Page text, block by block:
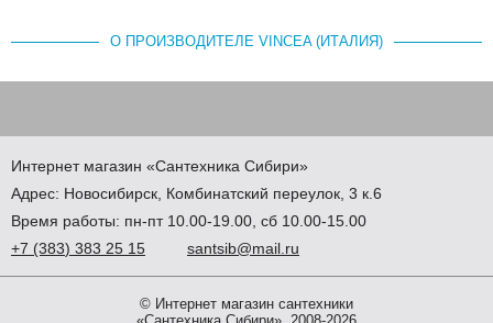
О ПРОИЗВОДИТЕЛЕ VINCEA (ИТАЛИЯ)
Интернет магазин «Сантехника Сибири»
Адрес: Новосибирск Комбинатский переулок, 3 к.6
Время работы: пн-пт 10.00-19.00, сб 10.00-15.00
+7 (383) 383 25 15 santsib@mail.ru
© Интернет магазин сантехники